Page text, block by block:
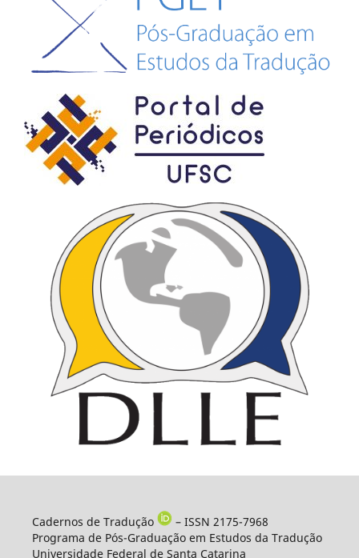
Cadernos de Tradução
– ISSN 2175-7968
Programa de Pós-Graduação em Estudos da Tradução
Universidade Federal de Santa Catarina